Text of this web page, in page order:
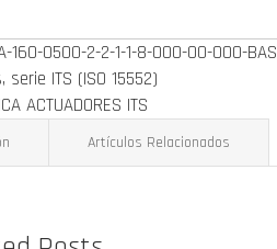
160-0500-2-2-1-1-8-000-00-000-BAS
ITS (ISO 15552)
ACTUADORES ITS
Artículos Relacionados